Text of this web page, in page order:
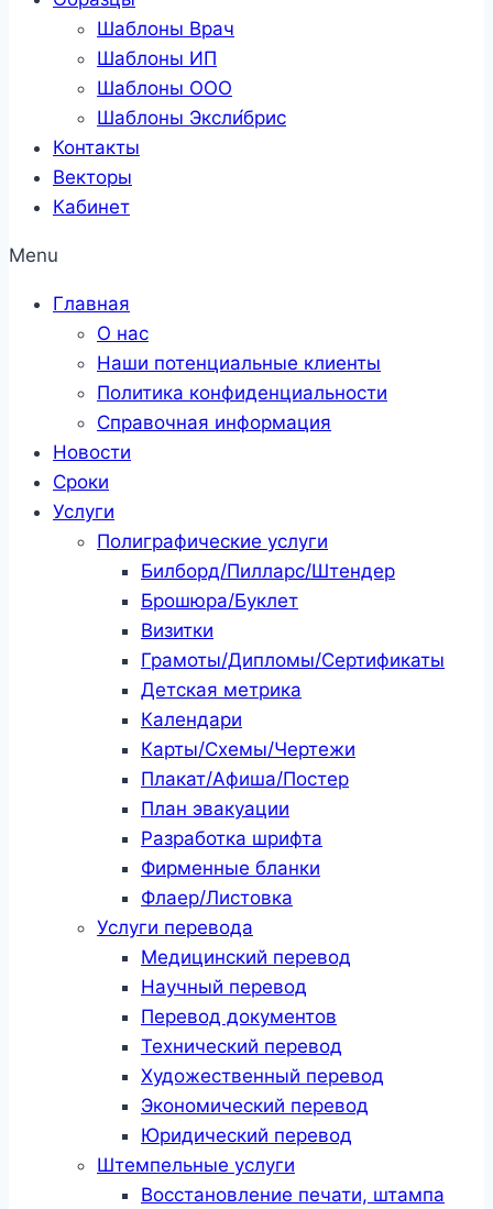
Шаблоны Врач
Шаблоны ИП
Шаблоны ООО
Шаблоны Эксли́брис
Контакты
Векторы
Кабинет
Menu
Главная
О нас
Наши потенциальные клиенты
Политика конфиденциальности
Справочная информация
Новости
Сроки
Услуги
Полиграфические услуги
Билборд/Пилларс/Штендер
Брошюра/Буклет
Визитки
Грамоты/Дипломы/Сертификаты
Детская метрика
Календари
Карты/Схемы/Чертежи
Плакат/Афиша/Постер
План эвакуации
Разработка шрифта
Фирменные бланки
Флаер/Листовка
Услуги перевода
Медицинский перевод
Научный перевод
Перевод документов
Технический перевод
Художественный перевод
Экономический перевод
Юридический перевод
Штемпельные услуги
Восстановление печати, штампа